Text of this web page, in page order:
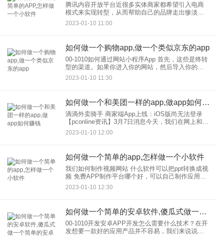
腾讯内容开放平台近很多实体商家都希望引入电商
模式来实现转型，从而帮助自己的品牌走出惨淡的
销售困境，而电商平台小程序就成为了很多商家的
优选。电商平台小程序比以往的app使用起来更方
2023-01-10 11:00
如何做一个购物app,做一个类似京东的app
00-1010如何通过网站小程序App 首先，这些是终转
型的渠道。如果你进入你的网站，然后导入你的小
程序或者APP，显然是没有必要的，因为你已经可
以在你的网站上介绍所有的东西，而且非常详细，
2023-01-10 11:30
如何做一个和美团一样的app,做app如何赚钱
滴滴外卖骑手 商家端App上线：iOS版尚无法登录
【pconline资讯】3月7日消息今天，我们在网上和苹
果AppStore上发现，滴滴低调推出了针对骑手的“滴
滴配送"”app和针对商家的“滴滴商家”
2023-01-10 12:00
如何做一个简单的app,怎样做一个小软件
我们如何制作视频网站 什么软件可以把ppt转换成视
频 免费APP制作平台哪个好，可以自己制作应用程
序吗 我们如何制作视频网站？什么软件可以把ppt转
换成视频？免费APP制作平台哪个更好，我可以自
2023-01-10 12:30
如何做一个简单的安卓软件,傻瓜式做一个简单的安卓app
00-1010开发安卓APP开发怎么需要什么技术？在开
发想要一款好的应用产品并不容易，我们来说说安